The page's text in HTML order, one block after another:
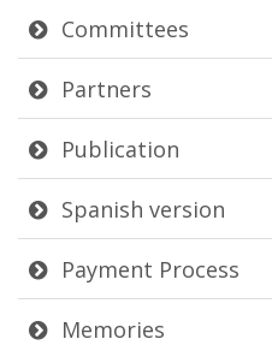
Committees
Partners
Publication
Spanish version
Payment Process
Memories